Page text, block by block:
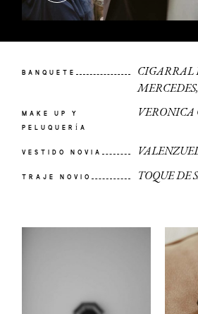
BANQUETE
CIGARRAL
MAKE UP Y
PELUQUERÍA
VERONICA
VESTIDO NOVIA
TRAJE NOVIO TOQUE DE